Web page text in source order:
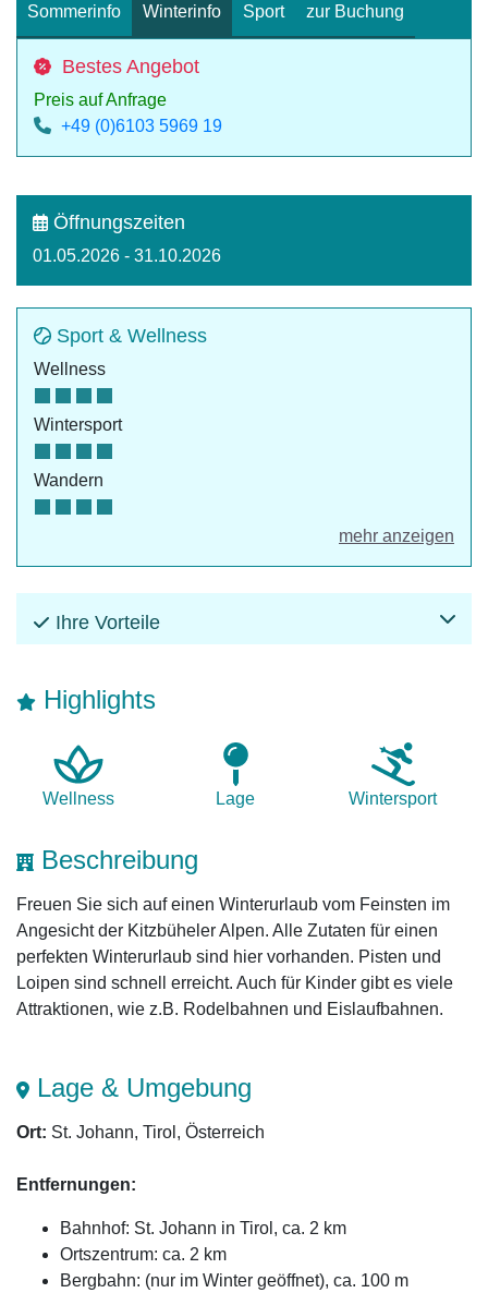
Sommerinfo Winterinfo Sport zur Buchung
Bestes Angebot
Preis auf Anfrage
+49 (0)6103 5969 19
Öffnungszeiten
01.05.2026 - 31.10.2026
Sport & Wellness
Wellness
Wintersport
Wandern
mehr anzeigen
Ihre Vorteile
Highlights
Wellness Lage Winter­sport
Beschreibung
Freuen Sie sich auf einen Winterurlaub vom Feinsten im
Angesicht der Kitzbüheler Alpen. Alle Zutaten für einen
perfekten Winterurlaub sind hier vorhanden. Pisten und
Loipen sind schnell erreicht. Auch für Kinder gibt es viele
Attraktionen, wie z.B. Rodelbahnen und Eislaufbahnen.
Lage & Umgebung
Ort: St. Johann, Tirol, Österreich
Entfernungen:
Bahnhof: St. Johann in Tirol, ca. 2 km
Ortszentrum: ca. 2 km
Bergbahn: (nur im Winter geöffnet), ca. 100 m